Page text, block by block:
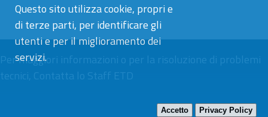
Questo sito utilizza cookie, propri e
di terze parti, per identificare gli
utenti e per il miglioramento dei
servizi.
Accetto Privacy Policy
Per maggiori informazioni o per la risoluzione di problemi
tecnici, Contatta lo Staff ETD